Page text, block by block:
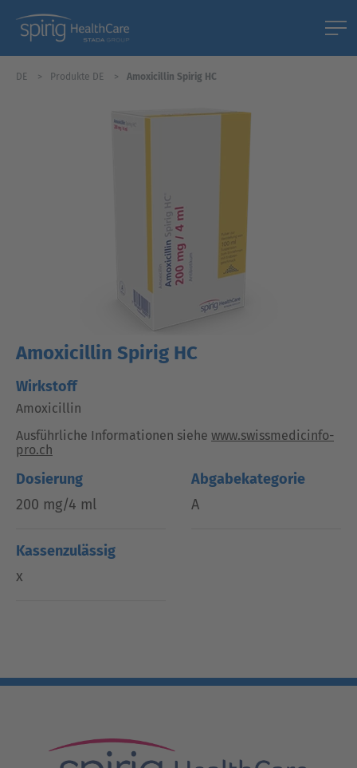
DE Produkte DE Amoxicillin Spirig HC
Amoxicillin Spirig HC
Wirkstoff
Amoxicillin
Ausführliche Informationen siehe www.swissmedicinfo-
pro.ch
Dosierung
200 mg/4 ml
Abgabekategorie
A
Kassenzulässig
x